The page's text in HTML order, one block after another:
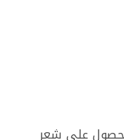
على شعر